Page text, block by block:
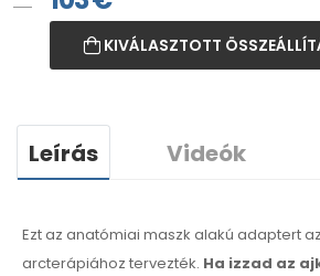
KIVÁLASZTOTT
Leírás Videók
Ezt az anatómiai maszk alakú adaptert
arcterápiához tervezték. Ha izzad az